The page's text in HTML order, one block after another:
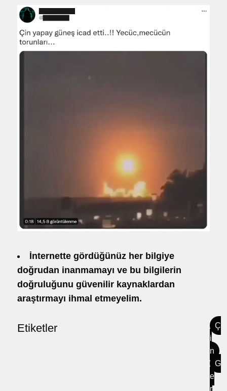
İnternette gördüğünüz her bilgiye
doğrudan inanmamayı ve bu bilgilerin
doğruluğunu güvenilir kaynaklardan
araştırmayı ihmal etmeyelim.
Etiketler
Ç
i
n
G
e
r